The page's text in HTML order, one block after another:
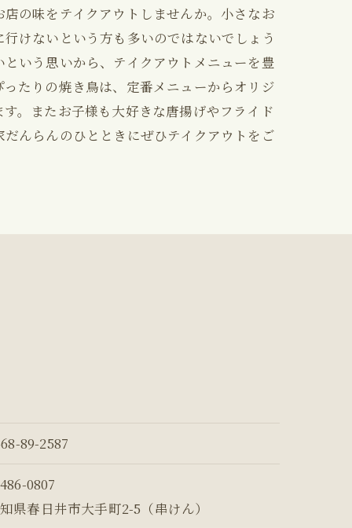
の味をテイクアウトしませんか。小さなお
けないという方も多いのではないでしょう
いう思いから、テイクアウトメニューを豊
たりの焼き鳥は、定番メニューからオリジ
。またお子様も大好きな唐揚げやフライド
んらんのひとときにぜひテイクアウトをご
89-2587
0807
県春日井市大手町2-5（串けん）